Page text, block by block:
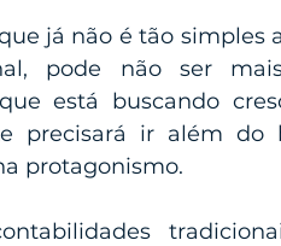
já não é tão simples
pode não ser
está buscando
precisará ir além
protagonismo.